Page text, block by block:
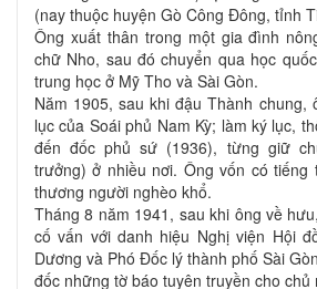
(nay thuộc huyện Gò Công Đông, tỉnh
Ông xuất thân trong một gia đình
chữ Nho, sau đó chuyển qua học
trung học ở Mỹ Tho và Sài Gòn.
Năm 1905, sau khi đậu Thành chung,
lục của Soái phủ Nam Kỳ; làm ký lục,
đến đốc phủ sứ (1936), từng giữ
trưởng) ở nhiều nơi. Ông vốn có tiếng
thương người nghèo khổ.
Tháng 8 năm 1941, sau khi ông về
cố vấn với danh hiệu Nghị viện Hội
Dương và Phó Đốc lý thành phố Sài
đốc những tờ báo tuyên truyền cho chủ